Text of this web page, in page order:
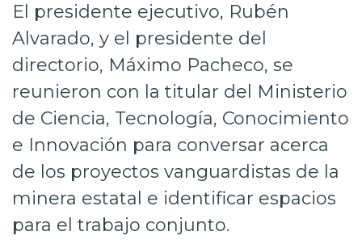
Prensa
Trabaja en Codelco
Transparencia activa
Proveedores
Acceso trabajadores/as
El presidente ejecutivo, Rubén
Alvarado, y el presidente del
directorio, Máximo Pacheco, se
reunieron con la titular del Ministerio
de Ciencia, Tecnología, Conocimiento
e Innovación para conversar acerca
de los proyectos vanguardistas de la
minera estatal e identificar espacios
para el trabajo conjunto.